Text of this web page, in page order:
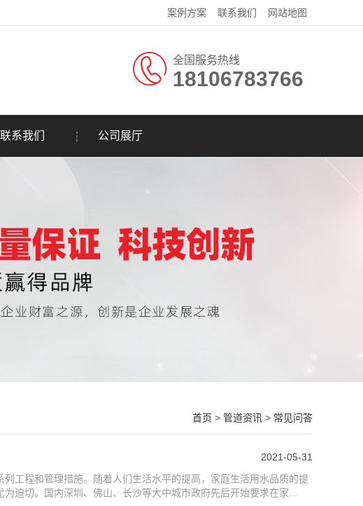
案例方案 联系我们 网站地图
全国服务热线
18106783766
联系我们 公司展厅
首页 > 管道资讯 > 常见问答
2021-05-31
工程和管理措施。随着人们生活水平的提高，家庭生活用水品质的提
迫切。国内深圳、佛山、长沙等大中城市政府先后开始要求在家...